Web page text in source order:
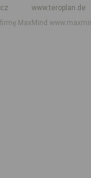
www.teroplan.de
MaxMind